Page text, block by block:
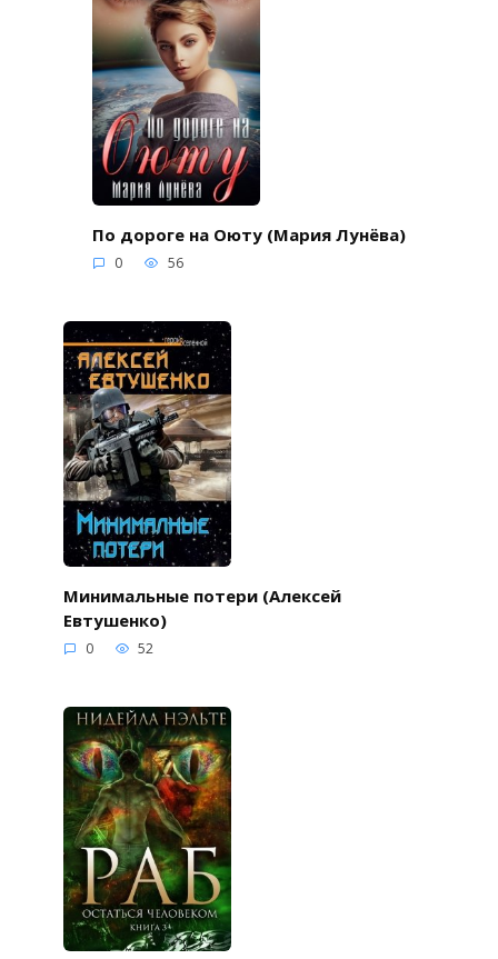
По дороге на Оюту (Мария Лунёва)
0 56
Минимальные потери (Алексей
Евтушенко)
0 52